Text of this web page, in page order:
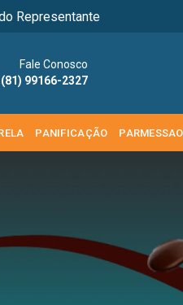
Representante
Fale Conosco
(81) 99166-2327
PANIFICAÇÃO PARMESSAO